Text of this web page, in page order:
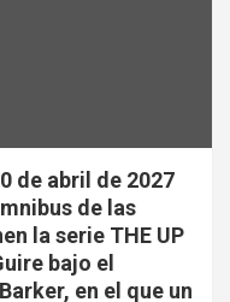
de abril de 2027
de las
la serie THE UP
bajo el
en el que un